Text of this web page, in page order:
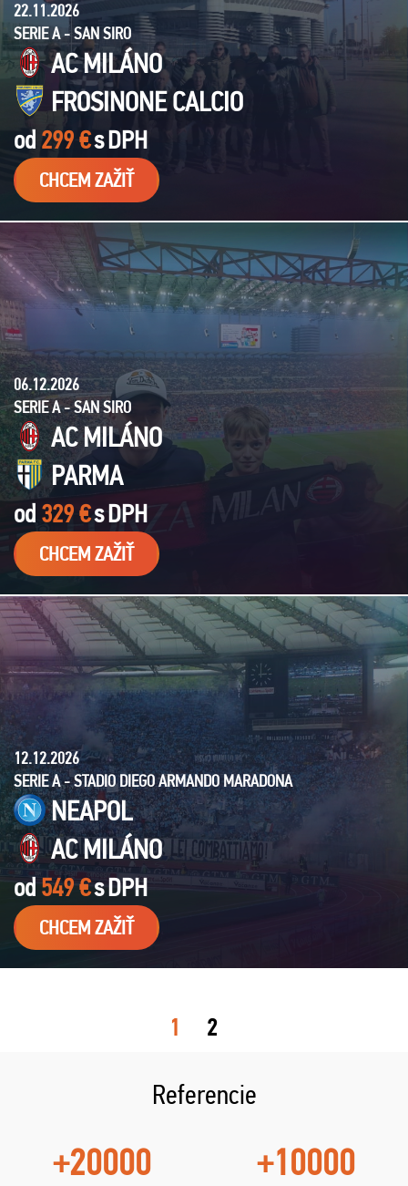
22.11.2026
SERIE A - SAN SIRO
AC MILÁNO
FROSINONE CALCIO
od 299 €sDPH
CHCEM ZAŽIŤ
06.12.2026
SERIE A - SAN SIRO
AC MILÁNO
PARMA
od 329 €sDPH
CHCEM ZAŽIŤ
12.12.2026
SERIE A - STADIO DIEGO ARMANDO MARADONA
NEAPOL
AC MILÁNO
od549 €sDPH
CHCEM ZAŽIŤ
1 2
Referencie
+20000 +10000